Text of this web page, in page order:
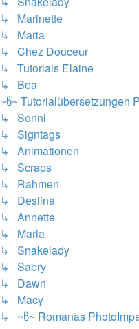
↳ Marinette
↳ Maria
↳ Chez Douceur
↳ Tutoriais Elaine
↳ Bea
~წ~ Tutorialübersetzungen
↳ Sonni
↳ Signtags
↳ Animationen
↳ Scraps
↳ Rahmen
↳ Deslina
↳ Annette
↳ Maria
↳ Snakelady
↳ Sabry
↳ Dawn
↳ Macy
↳ ~წ~ Romanas